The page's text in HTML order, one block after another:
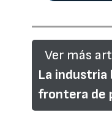
Ver más
La industria
frontera de